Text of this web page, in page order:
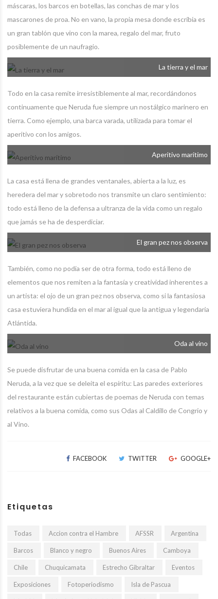
máscaras, los barcos en botellas, las conchas de mar y los
mascarones de proa. No en vano, la propia mesa donde escribía es
un gran tablón que vino con la marea, regalo del mar, fruto
posiblemente de un naufragio.
La tierra y el mar
Todo en la casa remite irresistiblemente al mar, recordándonos
continuamente que Neruda fue siempre un nostálgico marinero en
tierra. Como ejemplo, una barca varada, utilizada para tomar el
aperitivo con los amigos.
Aperitivo marítimo
La casa está llena de grandes ventanales, abierta a la luz, es
heredera del mar y sobretodo nos transmite un claro sentimiento:
todo está lleno de la defensa a ultranza de la vida como un regalo
que jamás se ha de desperdiciar.
El gran pez nos observa
También, como no podía ser de otra forma, todo está lleno de
elementos que nos remiten a la fantasía y creatividad inherentes a
un artista: el ojo de un gran pez nos observa, como si la fantasiosa
casa estuviera hundida en el mar al igual que la antigua y legendaria
Atlántida.
Oda al vino
Se puede disfrutar de una buena comida en la casa de Pablo
Neruda, a la vez que se deleita el espíritu: Las paredes exteriores
del restaurante están cubiertas de poemas de Neruda con temas
relativos a la buena comida, como sus Odas al Caldillo de Congrio y
al Vino.
FACEBOOK TWITTER GOOGLE+
Etiquetas
Todas Accion contra el Hambre AFSSR Argentina
Barcos Blanco y negro Buenos Aires Camboya
Chile Chuquicamata Estrecho Gibraltar Eventos
Exposiciones Fotoperiodismo Isla de Pascua